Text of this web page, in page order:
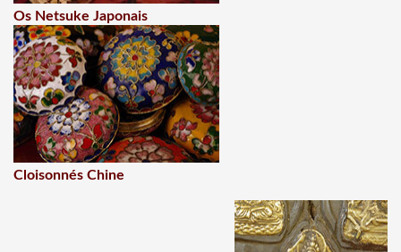
Os Netsuke Japonais
Cloisonnés Chine